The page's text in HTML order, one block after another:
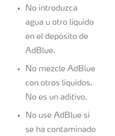
No introduzca
agua u otro líquido
en el depósito de
AdBlue.
No mezcle AdBlue
con otros líquidos.
No es un aditivo.
No use AdBlue si
se ha contaminado